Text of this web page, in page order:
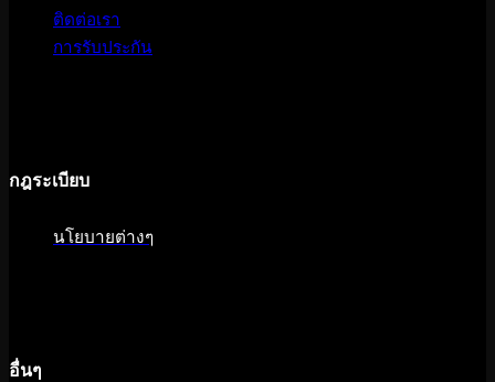
ติดต่อเรา
การรับประกัน
กฎระเบียบ
นโยบายต่างๆ
อื่นๆ